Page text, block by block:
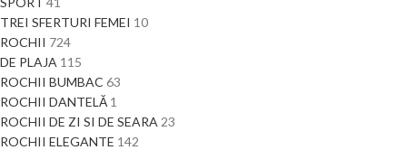
TREI SFERTURI FEMEI 10
ROCHII 724
DE PLAJA 115
ROCHII BUMBAC 63
ROCHII DANTELĂ 1
ROCHII DE ZI SI DE SEARA 23
ROCHII ELEGANTE 142